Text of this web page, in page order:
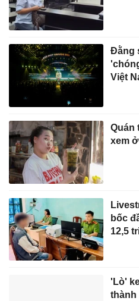
Đằng
Việt
Quán
xem
bốc
12,5
'Lò'
thành